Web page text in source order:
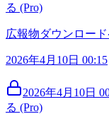
る (Pro)
広報物ダウンロー
2026年4月10日 00:15
2026年4月10日
る (Pro)